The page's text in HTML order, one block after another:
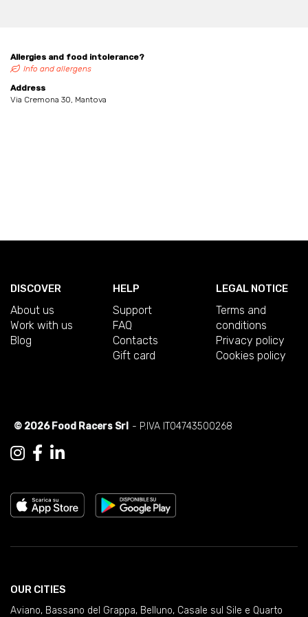
Allergies and food intolerance?
Info and allergens
Address
Via Cremona 30, Mantova
DISCOVER
About us
Work with us
Blog
HELP
Support
FAQ
Contacts
Gift card
LEGAL NOTICE
Terms and
conditions
Privacy policy
Cookies policy
© 2026 Food Racers Srl - P.IVA IT04743500268
OUR CITIES
Aviano, Bassano del Grappa, Belluno, Casale sul Sile e Quarto